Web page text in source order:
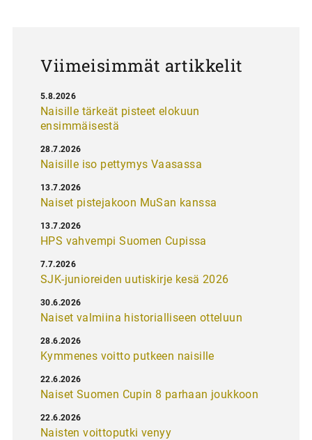
Viimeisimmät artikkelit
Naisille tärkeät pisteet elokuun
ensimmäisestä
5.8.2026
Naisille iso pettymys Vaasassa
28.7.2026
Naiset pistejakoon MuSan kanssa
13.7.2026
HPS vahvempi Suomen Cupissa
13.7.2026
SJK-junioreiden uutiskirje kesä 2026
7.7.2026
Naiset valmiina historialliseen otteluun
30.6.2026
Kymmenes voitto putkeen naisille
28.6.2026
Naiset Suomen Cupin 8 parhaan joukkoon
22.6.2026
Naisten voittoputki venyy
22.6.2026